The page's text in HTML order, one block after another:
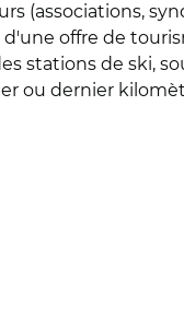
(associations,
offre de
stations de ski,
ou dernier